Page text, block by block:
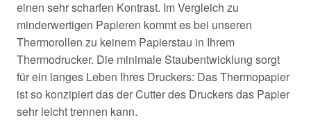
einen sehr scharfen Kontrast. Im Vergleich zu
minderwertigen Papieren kommt es bei unseren
Thermorollen zu keinem Papierstau in Ihrem
Thermodrucker. Die minimale Staubentwicklung sorgt
für ein langes Leben Ihres Druckers: Das Thermopapier
ist so konzipiert das der Cutter des Druckers das Papier
sehr leicht trennen kann.